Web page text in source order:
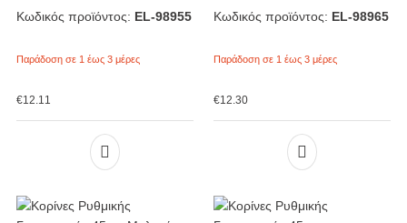
Κωδικός προϊόντος: EL-98955
Παράδοση σε 1 έως 3 μέρες
€12.11
Κωδικός προϊόντος: EL-98965
Παράδοση σε 1 έως 3 μέρες
€12.30